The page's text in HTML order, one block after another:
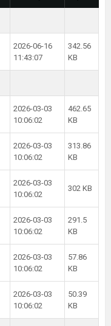
2026-06-16
11:43:07
342.56
KB
2026-03-03
10:06:02
462.65
KB
2026-03-03
10:06:02
313.86
KB
2026-03-03
10:06:02
302 KB
2026-03-03
10:06:02
291.5
KB
2026-03-03
10:06:02
57.86
KB
2026-03-03
10:06:02
50.39
KB